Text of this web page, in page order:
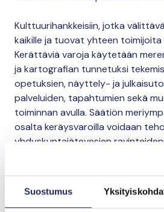
Suostumus
Kulttuurihankkeisiin, jotka
kaikille ja tuovat yhteen
Kerättäviä varoja käytetään
ja kartografian tunnetuksi
opetuksien, näyttely- ja
palveluiden, tapahtumien sekä
toiminnan avulla. Säätiön
osalta keräysvaroilla voidaan
yhdyskuntajätevesien
teollisuuden päästöjen
vähentämiseksi. Hankkeita